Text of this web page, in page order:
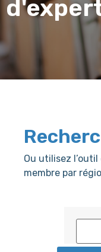
Ou utilisez
membre par